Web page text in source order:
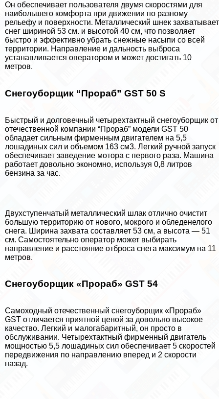
Он обеспечивает пользователя двумя скоростями для
наибольшего комфорта при движении по разному
рельефу и поверхности. Металлический шнек захватывает
снег шириной 53 см. и высотой 40 см, что позволяет
быстро и эффективно убрать снежные насыпи со всей
территории. Направление и дальность выброса
устанавливается оператором и может достигать 10
метров.
Снегоуборщик “Прораб” GST 50 S
Быстрый и долговечный четырехтактный снегоуборщик от
отечественной компании “Прораб” модели GST 50
обладает сильным фирменным двигателем на 5,5
лошадиных сил и объемом 163 см3. Легкий ручной запуск
обеспечивает заведение мотора с первого раза. Машина
работает довольно экономно, используя 0,8 литров
бензина за час.
Двухступенчатый металлический шлак отлично очистит
большую территорию от нового, мокрого и обледенелого
снега. Ширина захвата составляет 53 см, а высота — 51
см. Самостоятельно оператор может выбирать
направление и расстояние отброса снега максимум на 11
метров.
Снегоуборщик «Прораб» GST 54
Самоходный отечественный снегоуборщик «Прораб»
GST отличается приятной ценой за довольно высокое
качество. Легкий и малогабаритный, он просто в
обслуживании. Четырехтактный фирменный двигатель
мощностью 5,5 лошадиных сил обеспечивает 5 скоростей
передвижения по направлению вперед и 2 скорости
назад.